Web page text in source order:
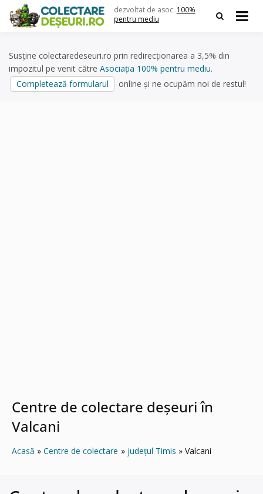
content
dezvoltat de asoc. 100%
pentru mediu
Susține colectaredeseuri.ro prin redirecționarea a 3,5% din
impozitul pe venit către Asociația 100% pentru mediu.
Completează formularul
online și ne ocupăm noi de restul!
Centre de colectare deșeuri în
Valcani
Acasă Centre de colectare județul Timis Valcani